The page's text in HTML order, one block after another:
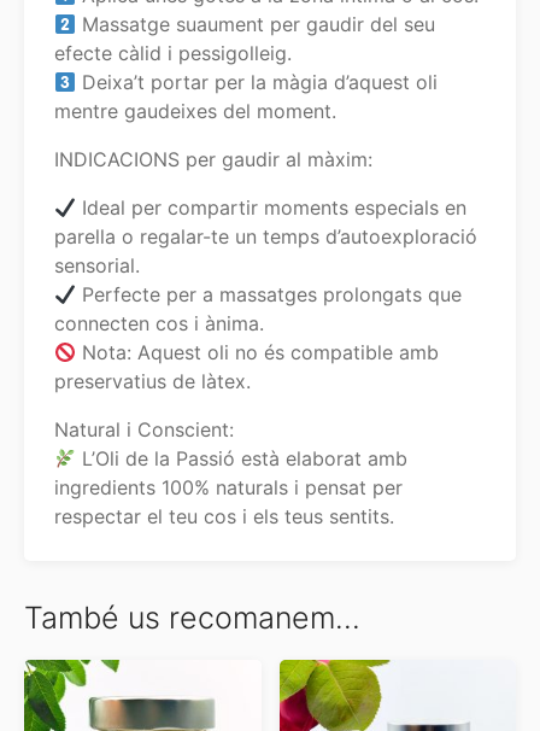
Massatge suaument per gaudir del seu
efecte càlid i pessigolleig.
Deixa’t portar per la màgia d’aquest oli
mentre gaudeixes del moment.
INDICACIONS per gaudir al màxim:
Ideal per compartir moments especials en
parella o regalar-te un temps d’autoexploració
sensorial.
Perfecte per a massatges prolongats que
connecten cos i ànima.
Nota: Aquest oli no és compatible amb
preservatius de làtex.
Natural i Conscient:
L’Oli de la Passió està elaborat amb
ingredients 100% naturals i pensat per
respectar el teu cos i els teus sentits.
També us recomanem…